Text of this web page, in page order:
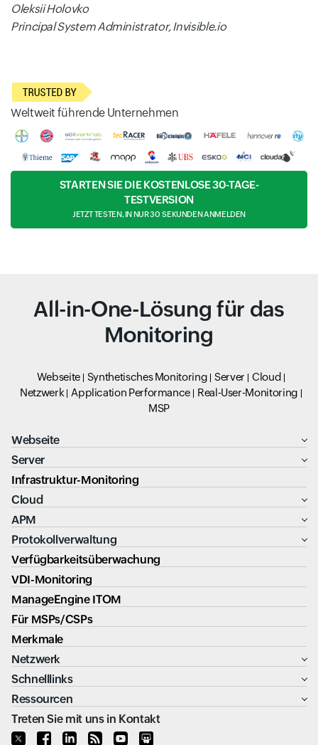
Oleksii Holovko
Principal System Administrator, Invisible.io
Weltweit führende Unternehmen
STARTEN SIE DIE KOSTENLOSE 30-TAGE-
TESTVERSION
JETZT TESTEN, IN NUR 30 SEKUNDEN ANMELDEN
All-in-One-Lösung für das
Monitoring
Webseite Synthetisches Monitoring Server
Cloud
Netzwerk Application Performance
Real-User-Monitoring
MSP
Webseite
Server
Infrastruktur-Monitoring
Cloud
APM
Protokollverwaltung
Verfügbarkeitsüberwachung
VDI-Monitoring
ManageEngine ITOM
Für MSPs/CSPs
Merkmale
Netzwerk
Schnelllinks
Ressourcen
Treten Sie mit uns in Kontakt